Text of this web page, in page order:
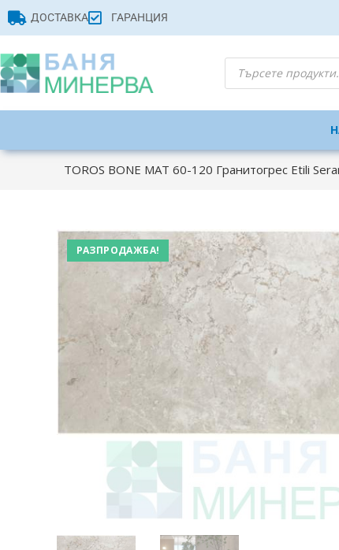
ДОСТАВКА ГАРАНЦИЯ
TOROS BONE MAT 60-120 Гранитогрес Etili
РАЗПРОДАЖБА!